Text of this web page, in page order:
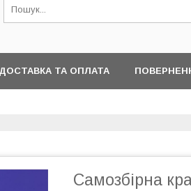
ДОСТАВКА ТА ОПЛАТА
Самозбірна